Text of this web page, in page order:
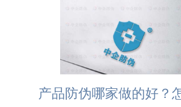
产品防伪哪家做的好？